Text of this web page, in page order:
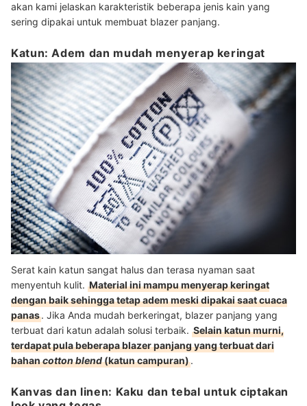
akan kami jelaskan karakteristik beberapa jenis kain yang
sering dipakai untuk membuat blazer panjang.
Katun: Adem dan mudah menyerap keringat
Serat kain katun sangat halus dan terasa nyaman saat
menyentuh kulit. Material ini mampu menyerap keringat
dengan baik sehingga tetap adem meski dipakai saat cuaca
panas. Jika Anda mudah berkeringat, blazer panjang yang
terbuat dari katun adalah solusi terbaik. Selain katun murni,
terdapat pula beberapa blazer panjang yang terbuat dari
bahancotton blend(katun campuran).
Kanvas dan linen: Kaku dan tebal untuk ciptakan